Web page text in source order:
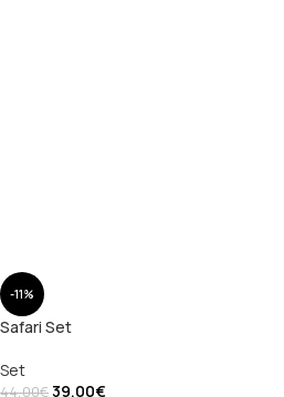
-11%
Safari Set
Set
44,00€39,00€